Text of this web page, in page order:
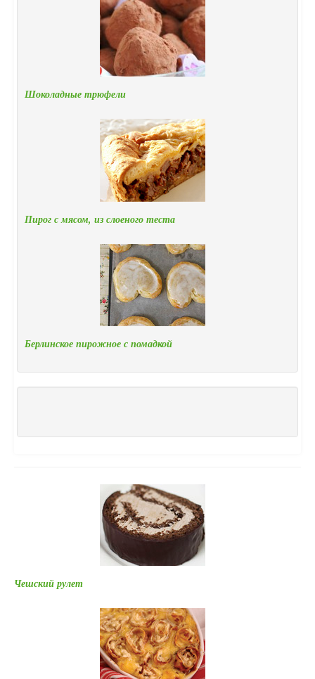
Шоколадные трюфели
Пирог с мясом, из слоеного теста
Берлинское пирожное с помадкой
Чешский рулет